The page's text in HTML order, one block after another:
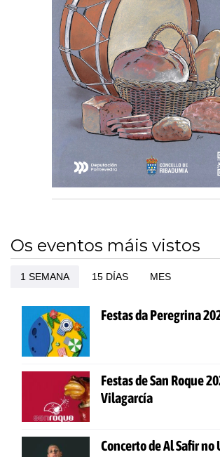
Os eventos máis vistos
1 SEMANA 15 DÍAS MES
Festas da Peregrina
Festas de San Roque
Vilagarcía
Concerto de Al Safir no